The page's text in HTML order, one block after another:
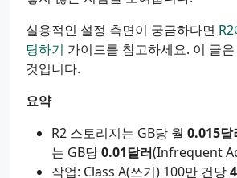
실용적인 설정 측면이 궁금하다면
팅하기 가이드를 참고하세요. 이 글
것입니다.
요약
R2 스토리지는 GB당 월 0.015달
는 GB당0.01달러(Infrequent
작업: Class A(쓰기) 100만 건당